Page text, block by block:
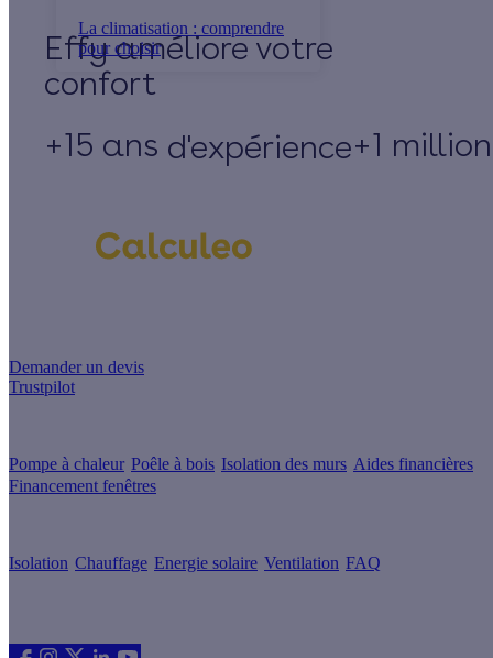
La climatisation : comprendre
pour choisir
Effy
+15 ans d'expérience+1
Demander un devis
Trustpilot
Pompe à chaleur Poêle à bois Isolation des murs Aides financières
Financement fenêtres
Isolation Chauffage Energie solaire Ventilation FAQ